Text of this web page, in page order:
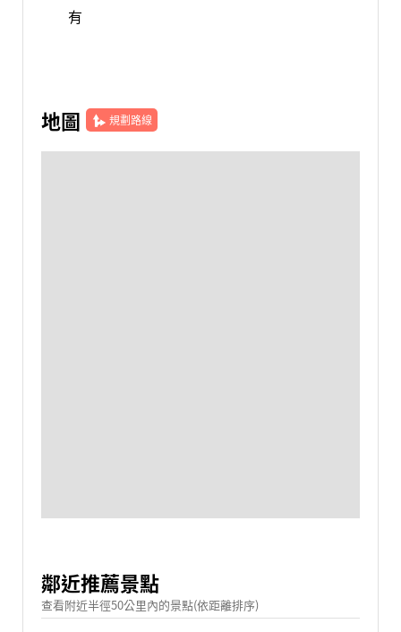
有
地圖 規劃路線
鄰近推薦景點
查看附近半徑50公里內的景點(依距離排序)